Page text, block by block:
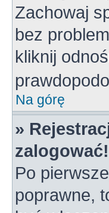
Zachowaj
bez
kliknij
Na górę
»
zalogować!
Po
poprawne,